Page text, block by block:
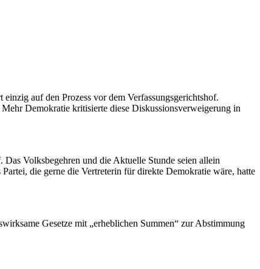
auf den Prozess vor dem Verfassungsgerichtshof.
Demokratie kritisierte diese Diskussionsverweigerung in
Volksbegehren und die Aktuelle Stunde seien allein
die gerne die Vertreterin für direkte Demokratie wäre, hatte
Gesetze mit „erheblichen Summen“ zur Abstimmung